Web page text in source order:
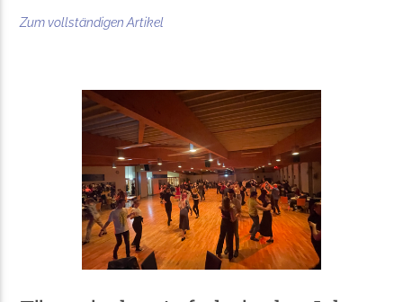
Zum vollständigen Artikel